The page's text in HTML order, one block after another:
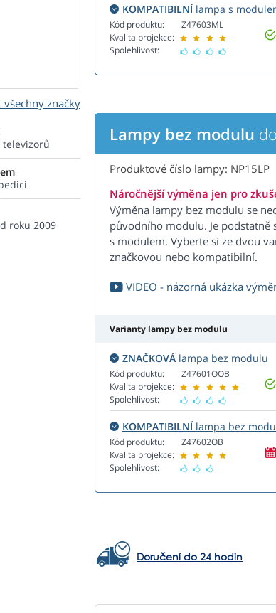
KOMPATIBILNÍlampa s
Kód produktu:
Kvalita projekce:
Spolehlivost:
Z47603ML
Lampy bez modulu
Produktové číslo lampy: NP15LP
Náročnější výměna jen pro
Výměna lampy bez modulu se
původního modulu. Je podstatně
s modulem. Vyberte si ze dvou
značkovou nebo kompatibilní.
VIDEO - názorná ukázka
Varianty lampy bez modulu
ZNAČKOVÁ lampa bez modulu
Kód produktu:
Kvalita projekce:
Spolehlivost:
Z47601OOB
KOMPATIBILNÍlampa bez
Kód produktu:
Kvalita projekce:
Spolehlivost:
Z47602OB
Doručení do 24 hodin
všechny značky
televizorů
roku 2009